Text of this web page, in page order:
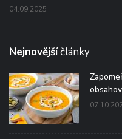
04.09.2025
Nejnovějšíčlánky